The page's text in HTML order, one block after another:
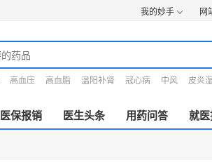
我的妙手 网
高血压 高血脂 温阳补肾 冠心病 中风 皮炎
医保报销 医生头条 用药问答 就